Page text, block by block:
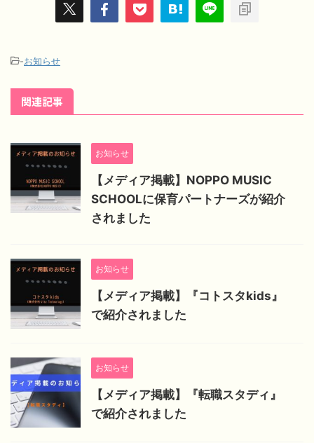
-お知らせ
関連記事
お知らせ
【メディア掲載】NOPPO MUSIC
SCHOOLに保育パートナーズが紹介
されました
お知らせ
【メディア掲載】『コトスタkids』
で紹介されました
お知らせ
【メディア掲載】『転職スタディ』
で紹介されました